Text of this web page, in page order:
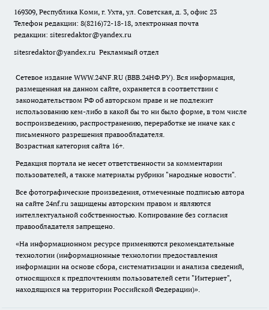
169309, Республика Коми, г. Ухта, ул. Советская, д. 3, офис 23
Телефон редакции: 8(8216)72-18-18, электронная почта
редакции: sitesredaktor@yandex.ru
sitesredaktor@yandex.ru Рекламный отдел
Сетевое издание WWW.24NF.RU (ВВВ.24НФ.РУ). Вся информация,
размещенная на данном сайте, охраняется в соответствии с
законодательством РФ об авторском праве и не подлежит
использованию кем-либо в какой бы то ни было форме, в том числе
воспроизведению, распространению, переработке не иначе как с
письменного разрешения правообладателя.
Возрастная категория сайта 16+.
Редакция портала не несет ответственности за комментарии
пользователей, а также материалы рубрики "народные новости".
Все фотографические произведения, отмеченные подписью автора
на сайте 24nf.ru защищены авторским правом и являются
интеллектуальной собственностью. Копирование без согласия
правообладателя запрещено.
«На информационном ресурсе применяются рекомендательные
технологии (информационные технологии предоставления
информации на основе сбора, систематизации и анализа сведений,
относящихся к предпочтениям пользователей сети "Интернет",
находящихся на территории Российской Федерации)».